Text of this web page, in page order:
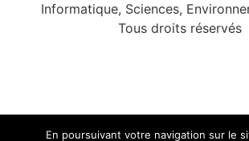
Informatique, Sciences,
Tous droits réservés
En poursuivant votre navigation sur le